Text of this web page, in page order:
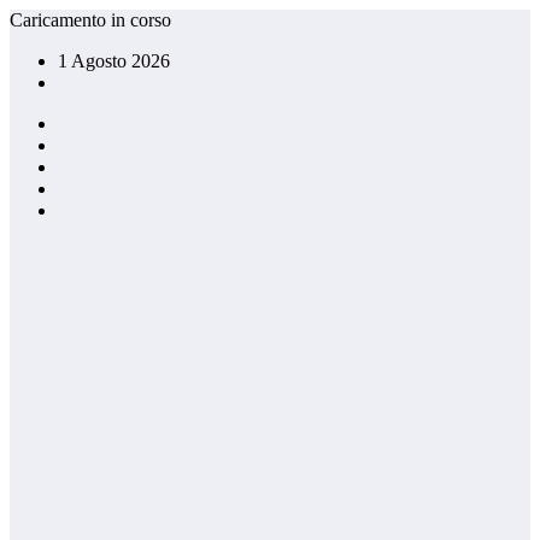
Vai
contenuto
Caricamento in corso
1 Agosto 2026